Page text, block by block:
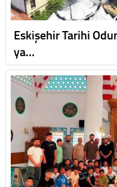
Eskişehir Tarihi
ya…